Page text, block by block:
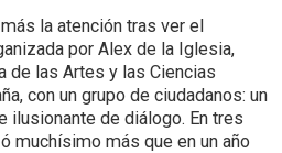
la atención tras ver el
por Alex de la Iglesia,
de las Artes y las Ciencias
con un grupo de ciudadanos: un
ilusionante de diálogo. En tres
muchísimo más que en un año